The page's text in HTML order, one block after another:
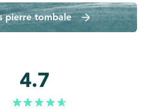
pierre tombale
4.7